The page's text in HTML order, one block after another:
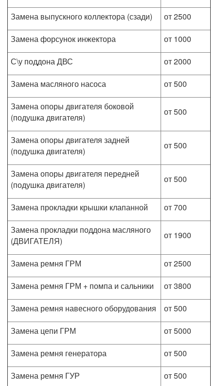
Замена выпускного коллектора (сзади)
от 2500
Замена форсунок инжектора
от 1000
С\у поддона ДВС
от 2000
Замена масляного насоса
от 500
Замена опоры двигателя боковой
(подушка двигателя)
от 500
Замена опоры двигателя задней
(подушка двигателя)
от 500
Замена опоры двигателя передней
(подушка двигателя)
от 500
Замена прокладки крышки клапанной
от 700
Замена прокладки поддона масляного
(ДВИГАТЕЛЯ)
от 1900
Замена ремня ГРМ
от 2500
Замена ремня ГРМ + помпа и сальники
от 3800
Замена ремня навесного оборудования
от 500
Замена цепи ГРМ
от 5000
Замена ремня генератора
от 500
Замена ремня ГУР
от 500